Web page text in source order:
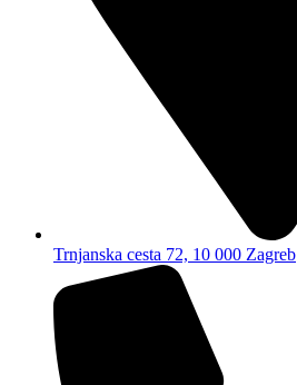
Trnjanska cesta 72, 10 000 Zagreb